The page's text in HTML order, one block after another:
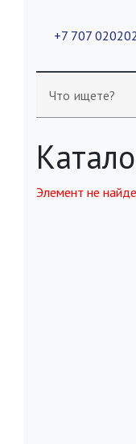
+7 707
Что ищете?
Элемент не